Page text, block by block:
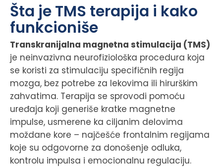
Šta je TMS terapija i kako
funkcioniše
Transkranijalna magnetna stimulacija (TMS)
je neinvazivna neurofiziološka procedura koja
se koristi za stimulaciju specifičnih regija
mozga, bez potrebe za lekovima ili hirurškim
zahvatima. Terapija se sprovodi pomoću
uređaja koji generiše kratke magnetne
impulse, usmerene ka ciljanim delovima
moždane kore – najčešće frontalnim regijama
koje su odgovorne za donošenje odluka,
kontrolu impulsa i emocionalnu regulaciju.